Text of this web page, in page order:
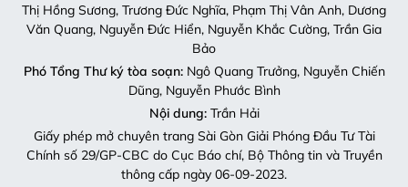
Thị Hồng Sương, Trương Đức Nghĩa, Phạm Thị Vân Anh, Dương
Văn Quang, Nguyễn Đức Hiển, Nguyễn Khắc Cường, Trần Gia
Bảo
Phó Tổng Thư ký tòa soạn:Ngô Quang Trưởng, Nguyễn Chiến
Dũng, Nguyễn Phước Bình
Nội dung:Trần Hải
Giấy phép mở chuyên trang Sài Gòn Giải Phóng Đầu Tư Tài
Chính số 29/GP-CBC do Cục Báo chí, Bộ Thông tin và Truyền
thông cấp ngày 06-09-2023.